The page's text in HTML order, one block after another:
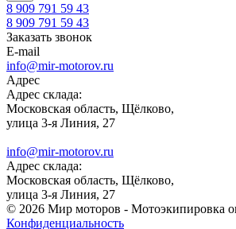
8 909 791 59 43
8 909 791 59 43
Заказать звонок
E-mail
info@mir-motorov.ru
Адрес
Адрес склада:
Московская область, Щёлково,
улица 3-я Линия, 27
info@mir-motorov.ru
Адрес склада:
Московская область, Щёлково,
улица 3-я Линия, 27
© 2026 Мир моторов - Мотоэкипировка
Конфиденциальность